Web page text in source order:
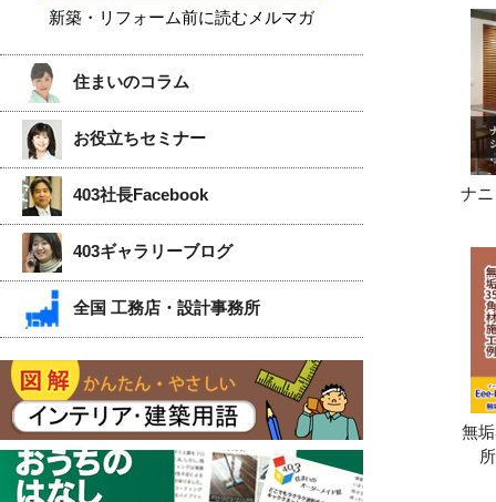
新築・リフォーム前に読むメルマガ
住まいのコラム
お役立ちセミナー
403社長Facebook
403ギャラリーブログ
全国 工務店・設計事務所
ナ
無